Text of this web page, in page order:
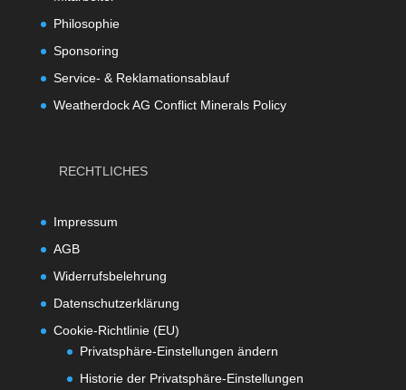
Philosophie
Sponsoring
Service- & Reklamationsablauf
Weatherdock AG Conflict Minerals Policy
RECHTLICHES
Impressum
AGB
Widerrufsbelehrung
Datenschutzerklärung
Cookie-Richtlinie (EU)
Privatsphäre-Einstellungen ändern
Historie der Privatsphäre-Einstellungen